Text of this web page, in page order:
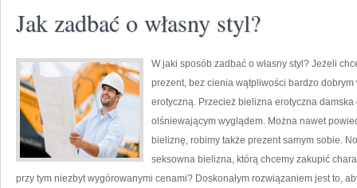
Jak zadbać o własny styl?
W jaki sposób zadbać o własny styl? Jeżeli
prezent, bez cienia wątpliwości bardzo
erotyczną. Przecież bielizna erotyczna
olśniewającym wyglądem. Można nawet
bieliznę, robimy także prezent samym sobie.
seksowna bielizna, którą chcemy zakupić
przy tym niezbyt wygórowanymi cenami? Doskonałym rozwiązaniem jest to,